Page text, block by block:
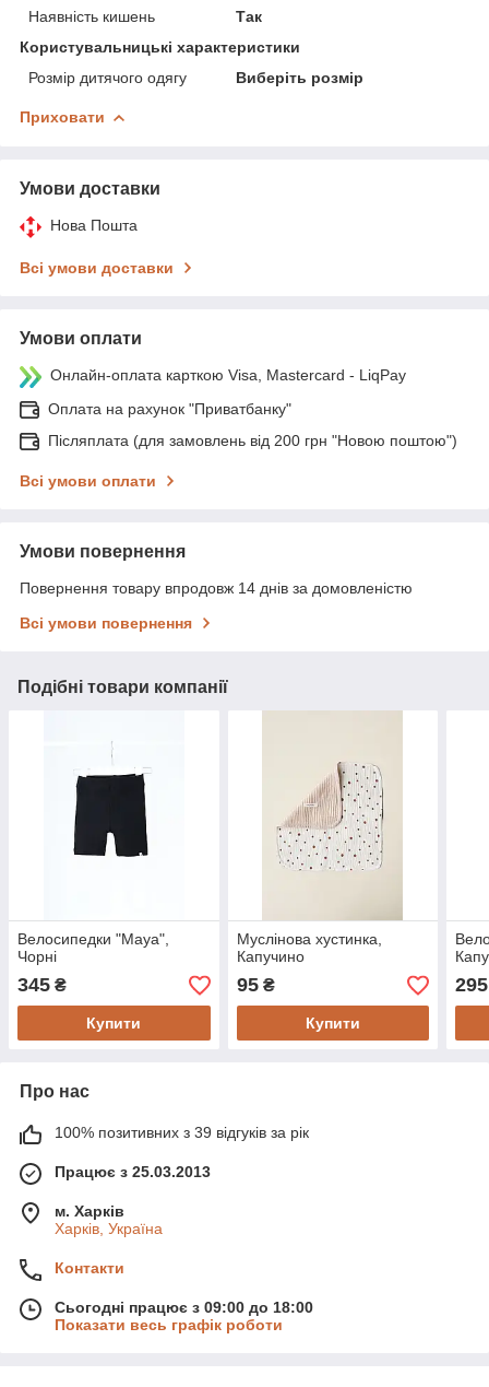
Наявність кишень
Так
Користувальницькі характеристики
Розмір дитячого одягу
Виберіть розмір
Приховати
Умови доставки
Нова Пошта
Всі умови доставки
Умови оплати
Онлайн-оплата карткою Visa, Mastercard - LiqPay
Оплата на рахунок "Приватбанку"
Післяплата (для замовлень від 200 грн "Новою поштою")
Всі умови оплати
Умови повернення
Повернення товару впродовж 14 днів за домовленістю
Всі умови повернення
Подібні товари компанії
Велосипедки "Maya",
Чорні
345 ₴
Купити
Муслінова хустинка,
Капучино
95₴
Купити
295
Про нас
100% позитивних з 39 відгуків за рік
Працює з 25.03.2013
м. Харків
Харків, Україна
Контакти
Сьогодні працює з 09:00 до 18:00
Показати весь графік роботи